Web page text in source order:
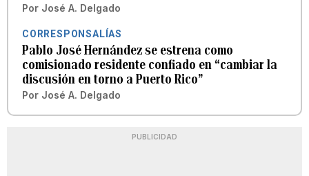
Por José A. Delgado
CORRESPONSALÍAS
Pablo José Hernández se estrena como
comisionado residente confiado en “cambiar la
discusión en torno a Puerto Rico”
Por José A. Delgado
PUBLICIDAD